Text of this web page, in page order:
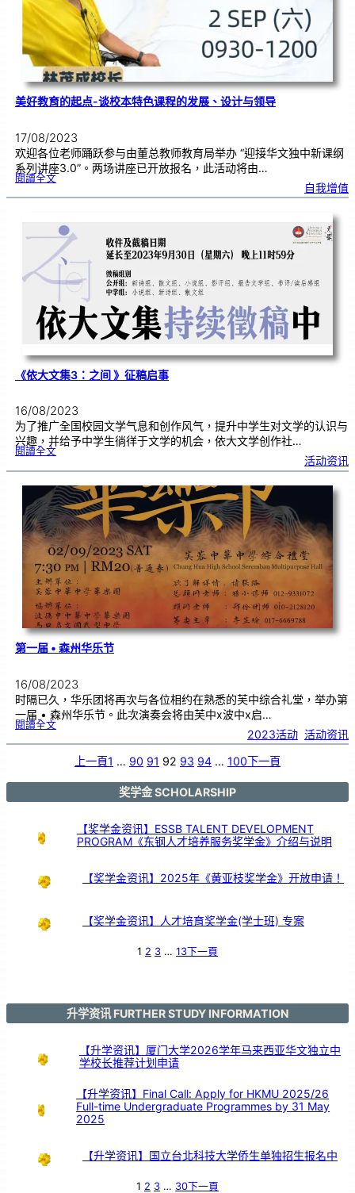
美好教育的起点-谈校本特色课程的发展、设计与领导
17/08/2023
欢迎各位老师踊跃参与由董总教师教育局举办 “迎接华文独中新课纲
系列讲座3.0”。两场讲座已开放报名，此活动将由…
閱讀全文:美
育
谈
校
本
特
色
课程
的
、
设
领
导
自我增值
《依大文集3：之间 》征稿启事
16/08/2023
为了推广全国校园文学气息和创作风气，提升中学生对文学的认识与
兴趣，并给予中学生徜徉于文学的机会，依大文学创作社…
閱讀全文:《
文
3
：
之
间
》
征
稿
启
事
活动资讯
第一届 • 森州华乐节
16/08/2023
时隔已久，华乐团将再次与各位相约在熟悉的芙中综合礼堂，举办第
一届 • 森州华乐节。此次演奏会将由芙中x波中x启…
閱讀全文:第
•
2023活动 活动资讯
上一頁1 … 90 91 92 93 94 … 100下一頁
奖学金 SCHOLARSHIP
【奖学金资讯】ESSB TALENT DEVELOPMENT
PROGRAM《东钢人才培养服务奖学金》介绍与说明
【奖学金资讯】2025年《黄亚枝奖学金》开放申请！
【奖学金资讯】人才培育奖学金(学士班) 专案
1 2 3 … 13下一頁
升学资讯 FURTHER STUDY INFORMATION
【升学资讯】厦门大学2026学年马来西亚华文独立中
学校长推荐计划申请
【升学资讯】Final Call: Apply for HKMU 2025/26
Full-time Undergraduate Programmes by 31 May
2025
【升学资讯】国立台北科技大学侨生单独招生报名中
1 2 3 … 30下一頁